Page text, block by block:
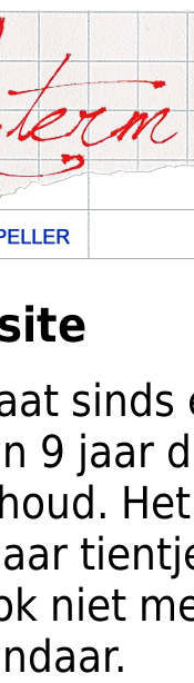
9 jaar
niet